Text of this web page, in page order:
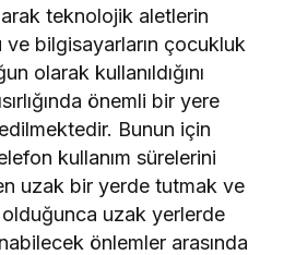
teknolojik aletlerin
bilgisayarların çocukluk
olarak kullanıldığını
önemli bir yere
Bunun için
kullanım sürelerini
uzak bir yerde tutmak ve
uzak yerlerde
önlemler arasında